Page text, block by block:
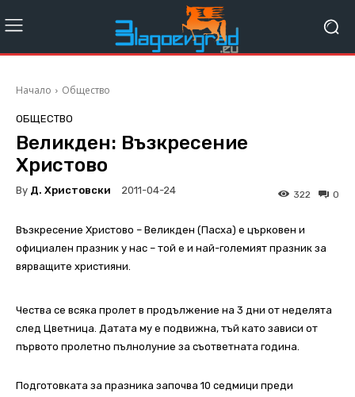
Начало Общество
ОБЩЕСТВО
Великден: Възкресение
Христово
By Д. Христовски 2011-04-24 0
322
Възкресение Христово – Великден (Пасха) е църковен и
официален празник у нас – той е и най-големият празник за
вярващите християни.
Чества се всяка пролет в продължение на 3 дни от неделята
след Цветница. Датата му е подвижна, тъй като зависи от
първото пролетно пълнолуние за съответната година.
Подготовката за празника започва 10 седмици преди